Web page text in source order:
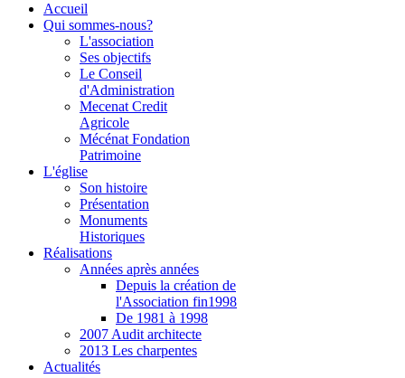
Accueil
Qui sommes-nous?
L'association
Ses objectifs
Le Conseil
d'Administration
Mecenat Credit
Agricole
Mécénat Fondation
Patrimoine
L'église
Son histoire
Présentation
Monuments
Historiques
Réalisations
Années après années
Depuis la création de
l'Association fin1998
De 1981 à 1998
2007 Audit architecte
2013 Les charpentes
Actualités